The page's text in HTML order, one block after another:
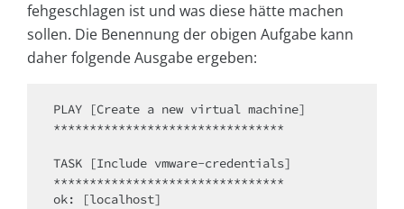
fehgeschlagen ist und was diese hätte machen
sollen. Die Benennung der obigen Aufgabe kann
daher folgende Ausgabe ergeben:
PLAY [Create a new virtual machine]
********************************
TASK [Include vmware-credentials]
********************************
ok: [localhost]